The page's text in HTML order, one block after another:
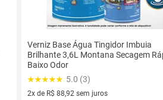
Verniz Base Água Tingidor Imbuia
Brilhante 3,6L Montana Secagem
Baixo Odor
5.0 (3)
2x de R$ 88,92 sem juros